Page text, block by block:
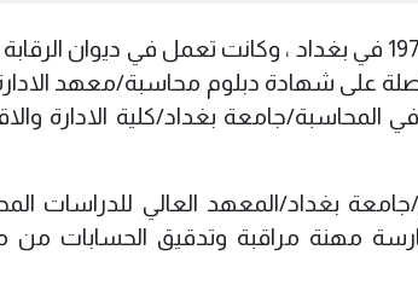
وشيماء عباس هويرف كليل الساعدي، من مواليد العام 1977 في بغداد ، وكانت تعمل في ديوان
وتمتلك خبرة 23 عاما ، وهي حاصلة على شهادة دبلوم محاسبة/معهد
المحاسبة/جامعة بغداد/كلية الادارة
بغداد/المعهد العالي للدراسات
اجازة ممارسة مهنة مراقبة وتدقيق الحسابات